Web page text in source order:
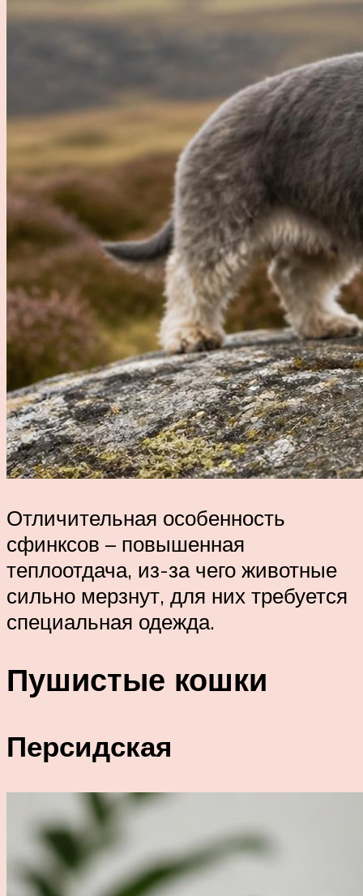
Отличительная особенность
сфинксов – повышенная
теплоотдача, из-за чего животные
сильно мерзнут, для них требуется
специальная одежда.
Пушистые кошки
Персидская